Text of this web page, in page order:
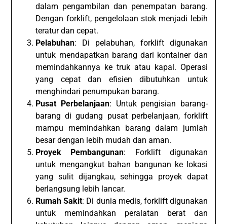
dalam pengambilan dan penempatan barang.
Dengan forklift, pengelolaan stok menjadi lebih
teratur dan cepat.
Pelabuhan: Di pelabuhan, forklift digunakan
untuk mendapatkan barang dari kontainer dan
memindahkannya ke truk atau kapal. Operasi
yang cepat dan efisien dibutuhkan untuk
menghindari penumpukan barang.
Pusat Perbelanjaan: Untuk pengisian barang-
barang di gudang pusat perbelanjaan, forklift
mampu memindahkan barang dalam jumlah
besar dengan lebih mudah dan aman.
Proyek Pembangunan: Forklift digunakan
untuk mengangkut bahan bangunan ke lokasi
yang sulit dijangkau, sehingga proyek dapat
berlangsung lebih lancar.
Rumah Sakit: Di dunia medis, forklift digunakan
untuk memindahkan peralatan berat dan